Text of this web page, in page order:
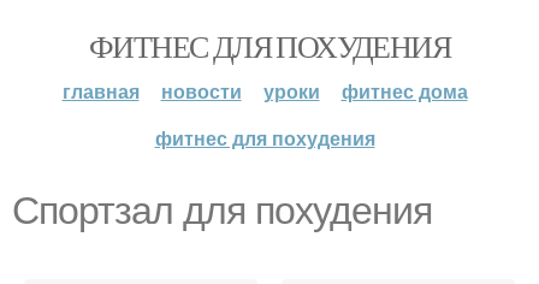
ФИТНЕС ДЛЯ ПОХУДЕНИЯ
главная новости уроки
фитнес дома
фитнес для похудения
Спортзал для похудения